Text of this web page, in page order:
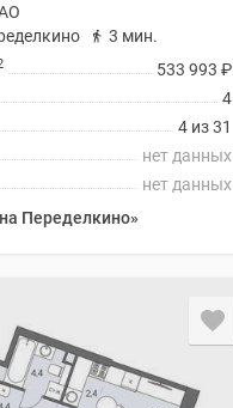
3 мин.
533 993 ₽
4
4 из 31
нет данных
нет данных
Переделкино»